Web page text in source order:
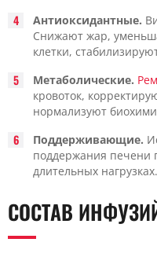
Антиоксидантные.
Снижают жар,
клетки,
Метаболические.
кровоток,
нормализуют
Поддерживающие.
поддержания печени
длительных нагрузках.
СОСТАВ